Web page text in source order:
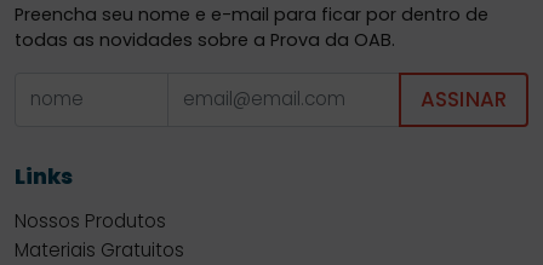
Preencha seu nome e e-mail para ficar por dentro de
todas as novidades sobre a Prova da OAB.
ASSINAR
Links
Nossos Produtos
Materiais Gratuitos